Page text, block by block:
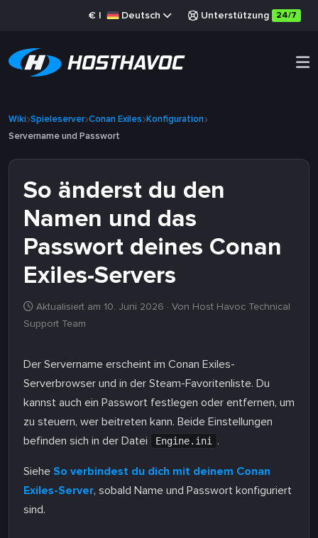
€ | Deutsch Unterstützung 24/7
Wiki Spieleserver Conan Exiles Konfiguration
Servername und Passwort
So änderst du den
Namen und das
Passwort deines Conan
Exiles-Servers
Aktualisiert am 10. Juni 2026 · Von Host Havoc Technical
Support Team
Der Servername erscheint im Conan Exiles-
Serverbrowser und in der Steam-Favoritenliste. Du
kannst auch ein Passwort festlegen oder entfernen, um
zu steuern, wer beitreten kann. Beide Einstellungen
befinden sich in der Datei
Engine.ini .
Siehe So verbindest du dich mit deinem Conan
Exiles-Server, sobald Name und Passwort konfiguriert
sind.